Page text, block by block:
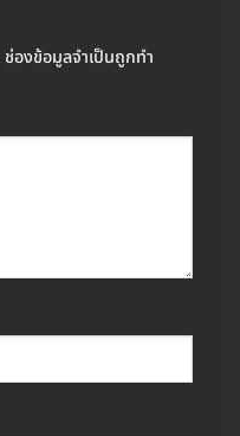
ช่องข้อมูลจำเป็นถูกทำ